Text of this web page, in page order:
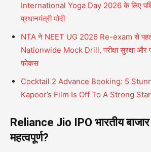
International Yoga Day 2026 के लिए
प्रधानमंत्री मोदी
NTA ने NEET UG 2026 Re-exam से
Nationwide Mock Drill, परीक्षा सुरक्षा और
फोकस
Cocktail 2 Advance Booking: 5
Kapoor’s Film Is Off To A Strong
Reliance Jio IPO भारतीय
महत्वपूर्ण?